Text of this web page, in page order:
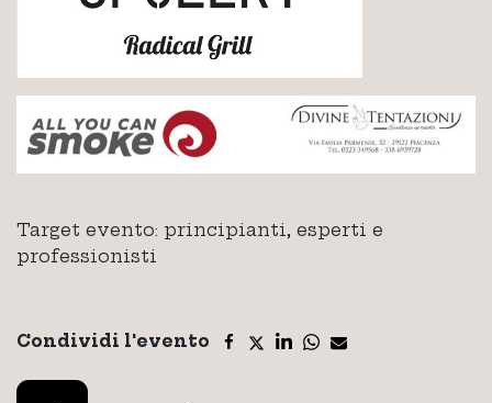
Target evento: principianti, esperti e
professionisti
Condividi l'evento